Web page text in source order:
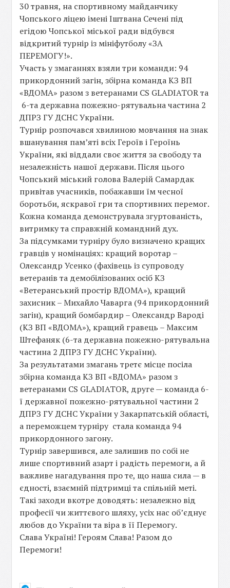
30 травня, на спортивному майданчику
Чопського ліцею імені Іштвана Сечені під
егідою Чопської міської ради відбувся
відкритий турнір із мініфутболу «ЗА
ПЕРЕМОГУ!».
Участь у змаганнях взяли три команди: 94
прикордонний загін, збірна команда КЗ ВП
«ВДОМА» разом з ветеранами CS GLADIATOR та
6-та державна пожежно-рятувальна частина 2
ДПРЗ ГУ ДСНС України.
Турнір розпочався хвилиною мовчання на знак
вшанування пам’яті всіх Героїв і Героїнь
України, які віддали своє життя за свободу та
незалежність нашої держави. Після цього
Чопський міський голова Валерій Самардак
привітав учасників, побажавши їм чесної
боротьби, яскравої гри та спортивних перемог.
Кожна команда демонструвала згуртованість,
витримку та справжній командний дух.
За підсумками турніру було визначено кращих
гравців у номінаціях: кращий воротар –
Олександр Усенко (фахівець із супроводу
ветеранів та демобілізованих осіб КЗ
«Ветеранський простір ВДОМА»), кращий
захисник – Михайло Чаварга (94 прикордонний
загін), кращий бомбардир – Олександр Вароді
(КЗ ВП «ВДОМА»), кращий гравець – Максим
Штефаняк (6-та державна пожежно-рятувальна
частина 2 ДПРЗ ГУ ДСНС України).
За результатами змагань третє місце посіла
збірна команда КЗ ВП «ВДОМА» разом з
ветеранами CS GLADIATOR, друге — команда 6-
ї державної пожежно-рятувальної частини 2
ДПРЗ ГУ ДСНС України у Закарпатській області,
а переможцем турніру стала команда 94
прикордонного загону.
Турнір завершився, але залишив по собі не
лише спортивний азарт і радість перемоги, а й
важливе нагадування про те, що наша сила — в
єдності, взаємній підтримці та спільній меті.
Такі заходи вкотре доводять: незалежно від
професії чи життєвого шляху, усіх нас об’єднує
любов до України та віра в її Перемогу.
Слава Україні! Героям Слава! Разом до
Перемоги!